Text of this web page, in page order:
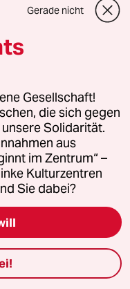
Gerade nicht
Gesellschaft!
die sich gegen
Solidarität.
aus
im Zentrum“ –
Kulturzentren
Sie dabei?